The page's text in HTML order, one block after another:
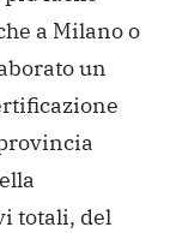
a Milano o
un
totali, del